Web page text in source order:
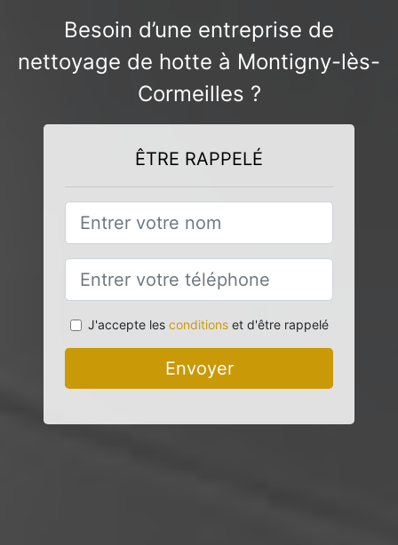
Besoin d’une entreprise de
nettoyage de hotte à Montigny-lès-
Cormeilles ?
ÊTRE RAPPELÉ
J'accepte les conditionset d'être rappelé
Envoyer